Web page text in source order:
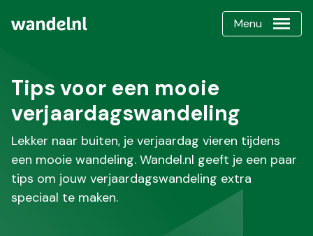
Menu
Tips voor een mooie
verjaardagswandeling
Lekker naar buiten, je verjaardag vieren tijdens
een mooie wandeling. Wandel.nl geeft je een paar
tips om jouw verjaardagswandeling extra
speciaal te maken.